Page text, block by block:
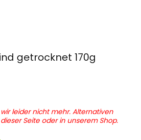
getrocknet 170g
leider nicht mehr. Alternativen
Seite oder in unserem Shop.